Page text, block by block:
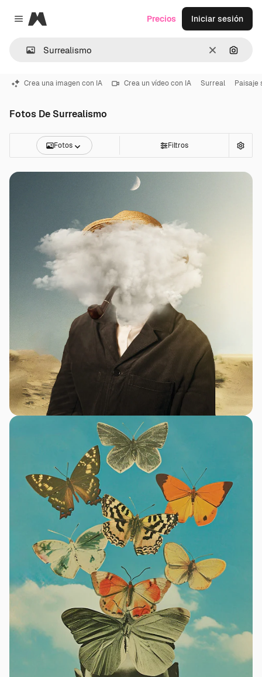
Close menu
Magnific
Borrar
Precios Iniciar sesión
Crea una imagen con IA Crea un vídeo con IA Surreal Paisaje
Fotos De Surrealismo
Fotos Filtros